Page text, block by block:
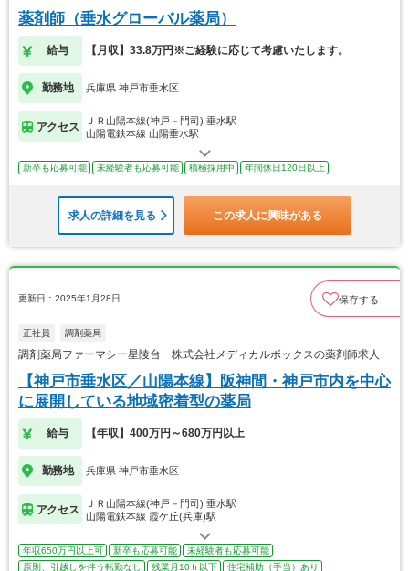
薬剤師（垂水グローバル薬局）
給与 【月収】33.8万円※ご経験に応じて考慮いたします。
勤務地 兵庫県 神戸市垂水区
アクセス
ＪＲ山陽本線(神戸－門司) 垂水駅
山陽電鉄本線 山陽垂水駅
新卒も応募可能 未経験者も応募可能 積極採用中 年間休日120日以上
求人の詳細を見る この求人に興味がある
更新日：2025年1月28日 保存する
正社員 調剤薬局
調剤薬局ファーマシー星陵台 株式会社メディカルボックスの薬剤師求人
【神戸市垂水区／山陽本線】阪神間・神戸市内を中心
に展開している地域密着型の薬局
給与 【年収】400万円～680万円以上
勤務地 兵庫県 神戸市垂水区
アクセス
ＪＲ山陽本線(神戸－門司) 垂水駅
山陽電鉄本線 霞ケ丘(兵庫)駅
年収650万円以上可 新卒も応募可能
未経験者も応募可能
原則、引越しを伴う転勤なし
残業月10ｈ以下 住宅補助（手当）あり